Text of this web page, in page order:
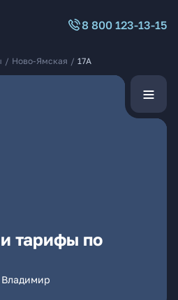
8 800 123-13-15
/ Ново-Ямская / 17А
тарифы по
Владимир